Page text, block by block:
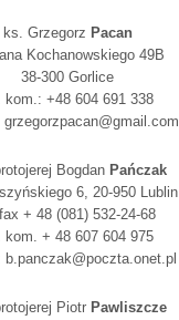
ks. Grzegorz Pacan
Kochanowskiego 49B
38-300 Gorlice
kom.: +48 604 691 338
grzegorzpacan@gmail.com
Bogdan Pańczak
6, 20-950 Lublin
+ 48 (081) 532-24-68
kom. + 48 607 604 975
b.panczak@poczta.onet.pl
Piotr Pawliszcze